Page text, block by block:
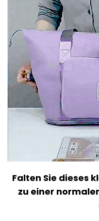
Falten Sie dieses
zu einer